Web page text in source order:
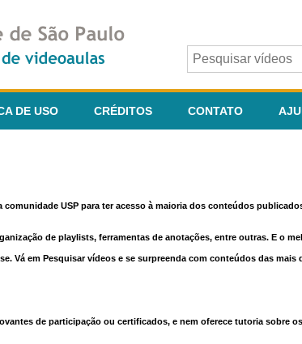
DE USO CRÉDITOS CONTATO
comunidade USP para ter acesso à maioria dos conteúdos
de playlists, ferramentas de anotações, entre outras. E o
Vá em Pesquisar vídeos e se surpreenda com conteúdos das
de participação ou certificados, e nem oferece tutoria sobre